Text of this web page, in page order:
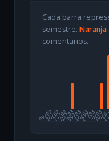
Cada barra
semestre. Naranja
comentarios.
09/02
16/0223/0202/0309/0316/0323/0330/03
06/